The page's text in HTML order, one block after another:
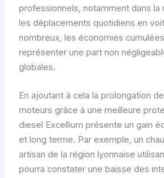
professionnels, notamment dans la
les déplacements quotidiens en
nombreux, les économies
représenter une part non
globales.
En ajoutant à cela la prolongation
moteurs grâce à une meilleure
diesel Excellium présente un gain
et long terme. Par exemple, un
artisan de la région lyonnaise
pourra constater une baisse des